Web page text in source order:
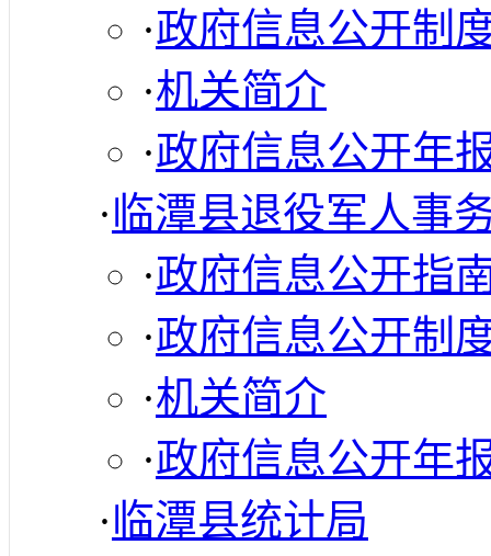
·政府信息公开制
·机关简介
·政府信息公开年
·临潭县退役军人事
·政府信息公开指
·政府信息公开制
·机关简介
·政府信息公开年
·临潭县统计局